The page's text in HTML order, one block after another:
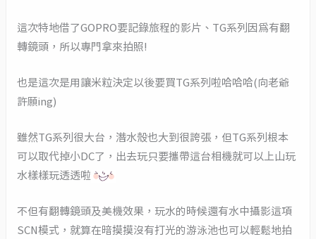
這次特地借了GOPRO要記錄旅程的影片、TG系列因為有翻
轉鏡頭，所以專門拿來拍照!
也是這次是用讓米粒決定以後要買TG系列啦哈哈哈(向老爺
許願ing)
雖然TG系列很大台，潛水殼也大到很誇張，但TG系列根本
可以取代掉小DC了，出去玩只要攜帶這台相機就可以上山玩
水樣樣玩透透啦
不但有翻轉鏡頭及美機效果，玩水的時候還有水中攝影這項
SCN模式，就算在暗摸摸沒有打光的游泳池也可以輕鬆地拍